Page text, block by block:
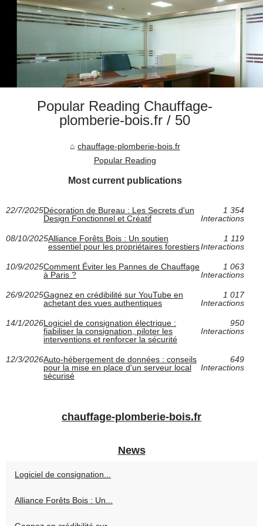
Popular Reading Chauffage-
plomberie-bois.fr / 50
chauffage-plomberie-bois.fr
Popular Reading
Most current publications
22/7/2025Décoration de Bureau : Les Secrets d'un
Design Fonctionnel et Créatif
1 354
Interactions
08/10/2025Alliance Forêts Bois : Un soutien
essentiel pour les propriétaires forestiers
1 119
Interactions
10/9/2025Comment Éviter les Pannes de Chauffage
à Paris ?
1 063
Interactions
26/9/2025Gagnez en crédibilité sur YouTube en
achetant des vues authentiques
1 017
Interactions
14/1/2026Logiciel de consignation électrique :
fiabiliser la consignation, piloter les
interventions et renforcer la sécurité
950
Interactions
12/3/2026Auto-hébergement de données : conseils
pour la mise en place d'un serveur local
sécurisé
649
Interactions
chauffage-plomberie-bois.fr
News
Logiciel de consignation...
Alliance Forêts Bois : Un...